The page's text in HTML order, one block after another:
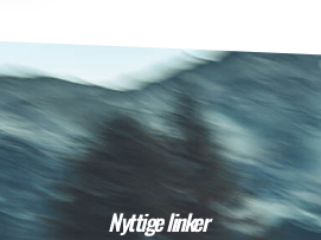
Nyttige linker